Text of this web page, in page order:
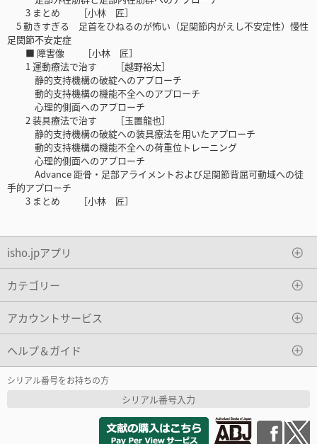
3 まとめ ［小林 匠］
5 動きすぎる 足首をひねるのが怖い（足関節内がえし不安定性）慢性
足関節不安定症
■ 障害像 ［小林 匠］
1 運動療法で治す ［越野裕太］
静的支持機構の破綻へのアプローチ
動的支持機構の機能不全へのアプローチ
心理的側面へのアプローチ
2 装具療法で治す ［玉置龍也］
静的支持機構の破綻への装具療法を用いたアプローチ
動的支持機構の機能不全への荷重位トレーニング
心理的側面へのアプローチ
Advance 距骨・足部アライメントおよび足関節背屈可動域への徒
手的アプローチ
3 まとめ ［小林 匠］
isho.jpアプリ
カテゴリー
アカウントサービス
ヘルプ＆ガイド
シリアル番号をお持ちの方
シリアル番号入力